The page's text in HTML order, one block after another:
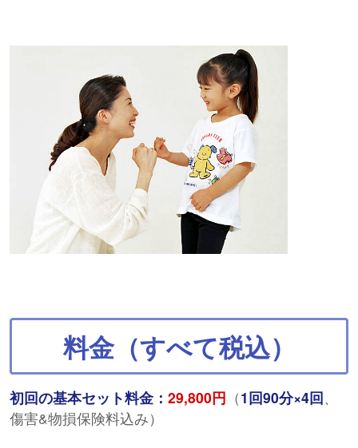
料金（すべて税込）
初回の基本セット料金： 29,800円 （1回90分×4回、
傷害&物損保険料込み）